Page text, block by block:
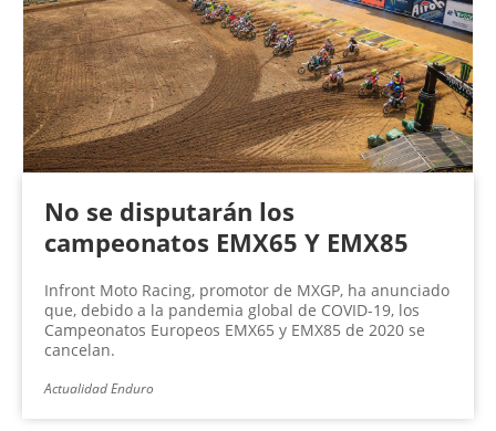
No se disputarán los
campeonatos EMX65 Y EMX85
Infront Moto Racing, promotor de MXGP, ha anunciado
que, debido a la pandemia global de COVID-19, los
Campeonatos Europeos EMX65 y EMX85 de 2020 se
cancelan.
Actualidad Enduro